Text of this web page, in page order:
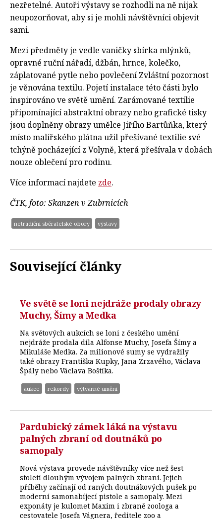
nezřetelné. Autoři výstavy se rozhodli na ně nijak
neupozorňovat, aby si je mohli návštěvníci objevit
sami.
Mezi předměty je vedle vaničky sbírka mlýnků,
opravné ruční nářadí, džbán, hrnce, kolečko,
záplatované pytle nebo povlečení Zvláštní pozornost
je věnována textilu. Pojetí instalace této části bylo
inspirováno ve světě umění. Zarámované textilie
připomínající abstraktní obrazy nebo grafické tisky
jsou doplněny obrazy umělce Jiřího Bartůňka, který
místo malířského plátna užil přešívané textilie své
tchýně pocházející z Volyně, která přešívala v dobách
nouze oblečení pro rodinu.
Více informací najdete zde.
ČTK, foto: Skanzen v Zubrnicích
netradiční sběratelské obory výstavy
Související články
Ve světě se loni nejdráže prodaly obrazy
Muchy, Šímy a Medka
Na světových aukcích se loni z českého umění
nejdráže prodala díla Alfonse Muchy, Josefa Šímy a
Mikuláše Medka. Za milionové sumy se vydražily
také obrazy Františka Kupky, Jana Zrzavého, Václava
Špály nebo Václava Boštíka.
aukce rekordy výtvarné umění
Pardubický zámek láká na výstavu
palných zbraní od doutnáků po
samopaly
Nová výstava provede návštěvníky více než šest
století dlouhým vývojem palných zbraní. Jejich
příběhy začínají od raných doutnákových pušek po
moderní samonabíjecí pistole a samopaly. Mezi
exponáty je kulomet Maxim i zbraně zoologa a
cestovatele Josefa Vágnera, ředitele zoo a